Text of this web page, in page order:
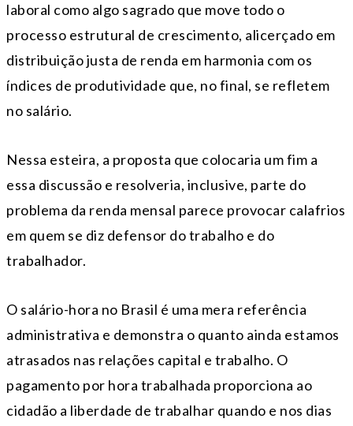
laboral como algo sagrado que move todo o
processo estrutural de crescimento, alicerçado em
distribuição justa de renda em harmonia com os
índices de produtividade que, no final, se refletem
no salário.
Nessa esteira, a proposta que colocaria um fim a
essa discussão e resolveria, inclusive, parte do
problema da renda mensal parece provocar calafrios
em quem se diz defensor do trabalho e do
trabalhador.
O salário-hora no Brasil é uma mera referência
administrativa e demonstra o quanto ainda estamos
atrasados nas relações capital e trabalho. O
pagamento por hora trabalhada proporciona ao
cidadão a liberdade de trabalhar quando e nos dias